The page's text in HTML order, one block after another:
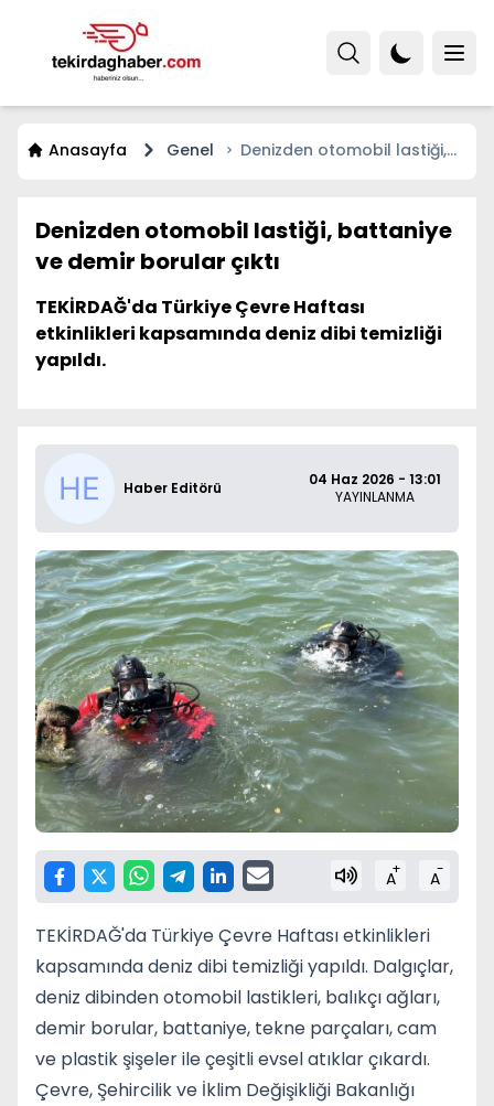
Anasayfa Genel
Denizden otomobil lastiği,
Denizden otomobil lastiği, battaniye
ve demir borular çıktı
TEKİRDAĞ'da Türkiye Çevre Haftası
etkinlikleri kapsamında deniz dibi temizliği
yapıldı.
Haber Editörü
04 Haz 2026 - 13:01
YAYINLANMA
A+ A-
TEKİRDAĞ'da Türkiye Çevre Haftası etkinlikleri
kapsamında deniz dibi temizliği yapıldı. Dalgıçlar,
deniz dibinden otomobil lastikleri, balıkçı ağları,
demir borular, battaniye, tekne parçaları, cam
ve plastik şişeler ile çeşitli evsel atıklar çıkardı.
Çevre, Şehircilik ve İklim Değişikliği Bakanlığı